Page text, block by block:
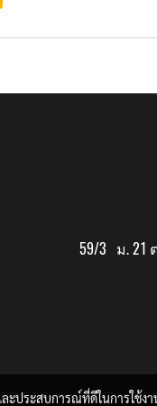
59/3 ม. 21
ประสบการณ์ที่ดีในการใช้ง